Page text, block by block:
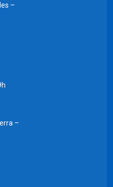
–
–